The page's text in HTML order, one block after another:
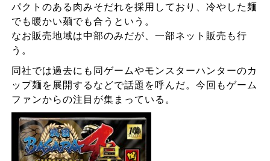
パクトのある肉みそだれを採用しており、冷やした麺
でも暖かい麺でも合うという。
なお販売地域は中部のみだが、一部ネット販売も行
う。
同社では過去にも同ゲームやモンスターハンターのカ
ップ麺を展開するなどで話題を呼んだ。今回もゲーム
ファンからの注目が集まっている。